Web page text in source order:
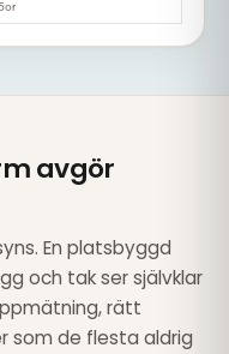
avgör
En platsbyggd
och tak ser självklar
rätt
som de flesta aldrig